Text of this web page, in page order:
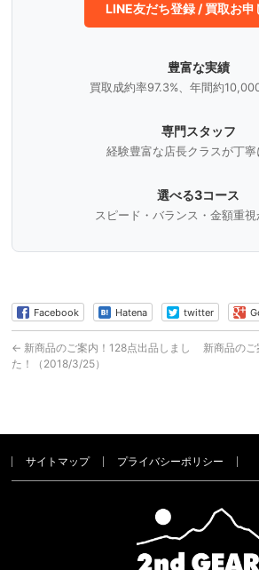
LINE友だち登録 / 買取お申
豊富な実績
買取成約率97.3%、年間約
専門スタッフ
経験豊富な店長クラスが丁寧
選べる3コース
スピード・バランス・金額重視
Facebook Hatena twitter
← 新商品のご案内！128点出品しまし
た！（2018/3/25）
新商品のご
サイトマップ プライバシーポリシー